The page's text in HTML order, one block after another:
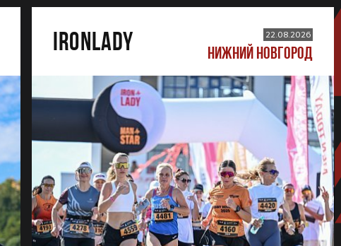
IRONLADY 22.08.2026
НИЖНИЙ НОВГОРОД